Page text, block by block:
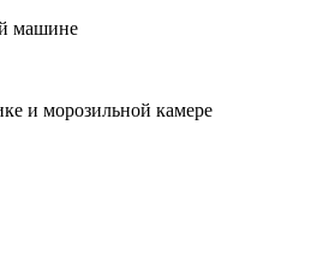
машине
и морозильной камере